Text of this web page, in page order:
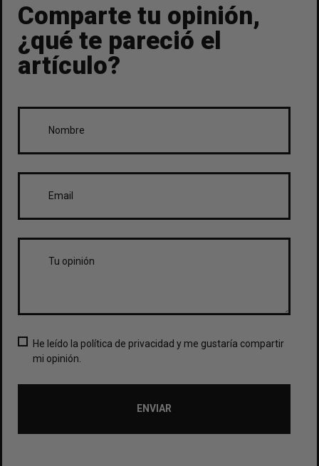
Comparte tu opinión,
¿qué te pareció el
artículo?
He leído la política de privacidad y me gustaría compartir
mi opinión.
ENVIAR